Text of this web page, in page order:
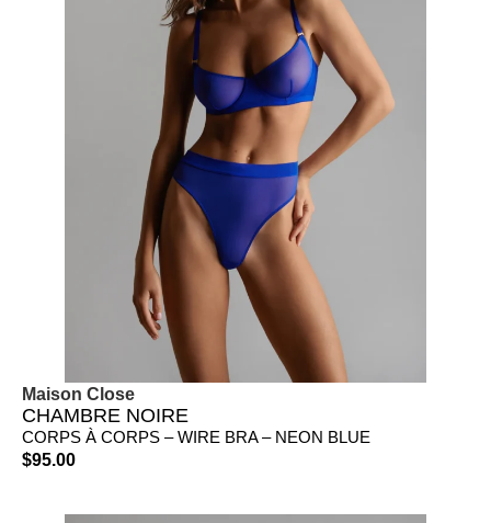
Maison Close
CHAMBRE NOIRE
CORPS À CORPS – WIRE BRA – NEON BLUE
$95.00